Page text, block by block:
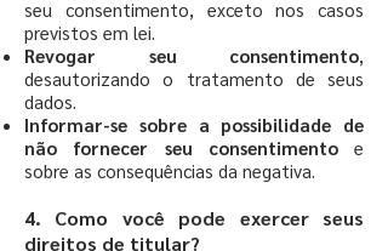
seu consentimento, exceto nos casos
previstos em lei.
Revogar seu consentimento,
desautorizando o tratamento de seus
dados.
Informar-se sobre a possibilidade de
não fornecer seu consentimentoe
sobre as consequências da negativa.
4. Como você pode exercer seus
direitos de titular?